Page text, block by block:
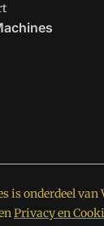
is onderdeel van
Privacy en